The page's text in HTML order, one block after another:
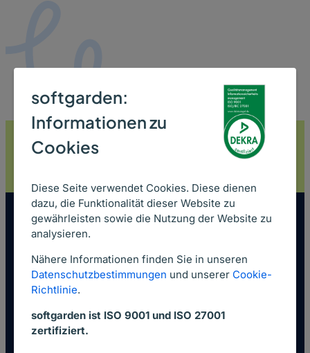
softgarden:
Informationen zu
Cookies
Diese Seite verwendet Cookies. Diese dienen
dazu, die Funktionalität dieser Website zu
gewährleisten sowie die Nutzung der Website zu
analysieren.
Nähere Informationen finden Sie in unseren
Datenschutzbestimmungen und unserer Cookie-
Richtlinie.
softgarden ist ISO 9001 und ISO 27001
zertifiziert.
Get your free ticket for ZP Europe 2026 (September
About Us
about softgarden
Jobs